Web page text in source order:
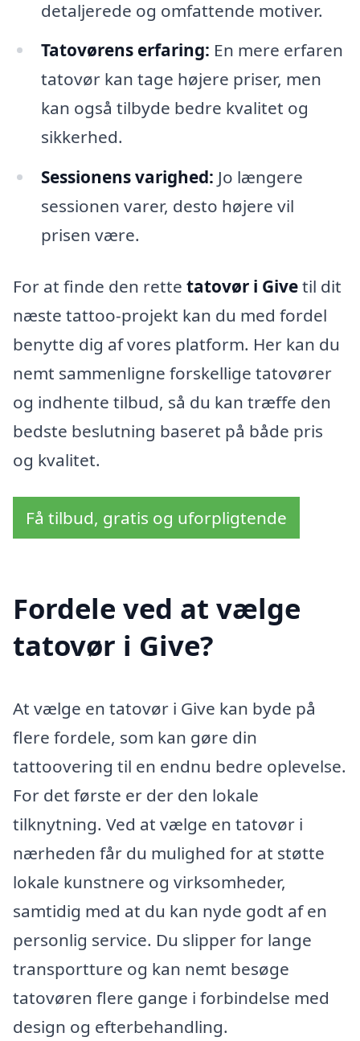
detaljerede og omfattende motiver.
Tatovørens erfaring: En mere erfaren
tatovør kan tage højere priser, men
kan også tilbyde bedre kvalitet og
sikkerhed.
Sessionens varighed: Jo længere
sessionen varer, desto højere vil
prisen være.
For at finde den rette tatovør i Givetil dit
næste tattoo-projekt kan du med fordel
benytte dig af vores platform. Her kan du
nemt sammenligne forskellige tatovører
og indhente tilbud, så du kan træffe den
bedste beslutning baseret på både pris
og kvalitet.
Få tilbud, gratis og uforpligtende
Fordele ved at vælge
tatovør i Give?
At vælge en tatovør i Give kan byde på
flere fordele, som kan gøre din
tattoovering til en endnu bedre oplevelse.
For det første er der den lokale
tilknytning. Ved at vælge en tatovør i
nærheden får du mulighed for at støtte
lokale kunstnere og virksomheder,
samtidig med at du kan nyde godt af en
personlig service. Du slipper for lange
transportture og kan nemt besøge
tatovøren flere gange i forbindelse med
design og efterbehandling.